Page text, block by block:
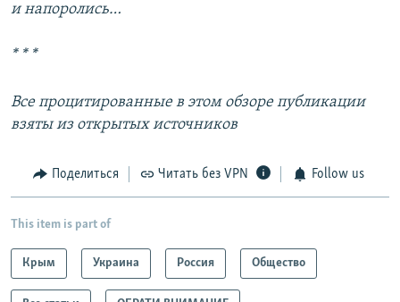
и напоролись…
* * *
Все процитированные в этом обзоре публикации
взяты из открытых источников
Поделиться Читать без VPN Follow us
This item is part of
Крым Украина Россия Общество